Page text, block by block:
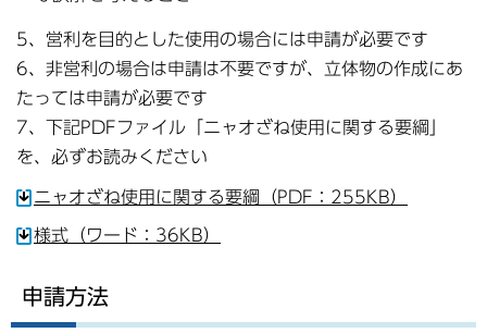
5、営利を目的とした使用の場合には申請が必要です
6、非営利の場合は申請は不要ですが、立体物の作成にあ
たっては申請が必要です
7、下記PDFファイル「ニャオざね使用に関する要綱」
を、必ずお読みください
ニャオざね使用に関する要綱（PDF：255KB）
様式（ワード：36KB）
申請方法